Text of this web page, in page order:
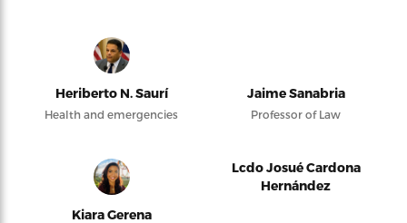
Heriberto N. Saurí
Health and emergencies
Jaime Sanabria
Professor of Law
Kiara Gerena
Lcdo Josué Cardona
Hernández